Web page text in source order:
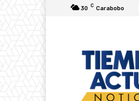
30 C Carabobo